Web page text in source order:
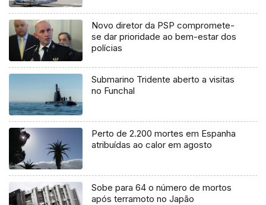
Novo diretor da PSP compromete-
se dar prioridade ao bem-estar dos
polícias
Submarino Tridente aberto a visitas
no Funchal
Perto de 2.200 mortes em Espanha
atribuídas ao calor em agosto
Sobe para 64 o número de mortos
após terramoto no Japão